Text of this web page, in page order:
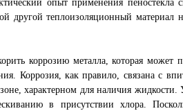
опыт применения
другой теплоизоляционный материал
коррозию металла, которая
Коррозия, как правило, связана с
характерном для наличия
в присутствии хлора.